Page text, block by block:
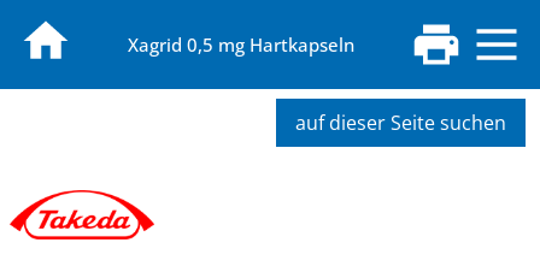
Xagrid 0,5 mg Hartkapseln
auf dieser Seite suchen